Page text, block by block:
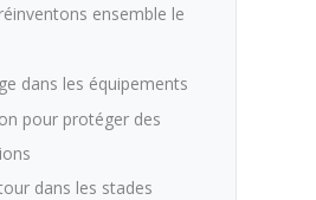
ensemble le
dans les équipements
pour protéger des
dans les stades